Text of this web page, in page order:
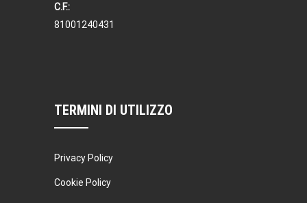
C.F.:
81001240431
TERMINI DI UTILIZZO
Privacy Policy
Cookie Policy